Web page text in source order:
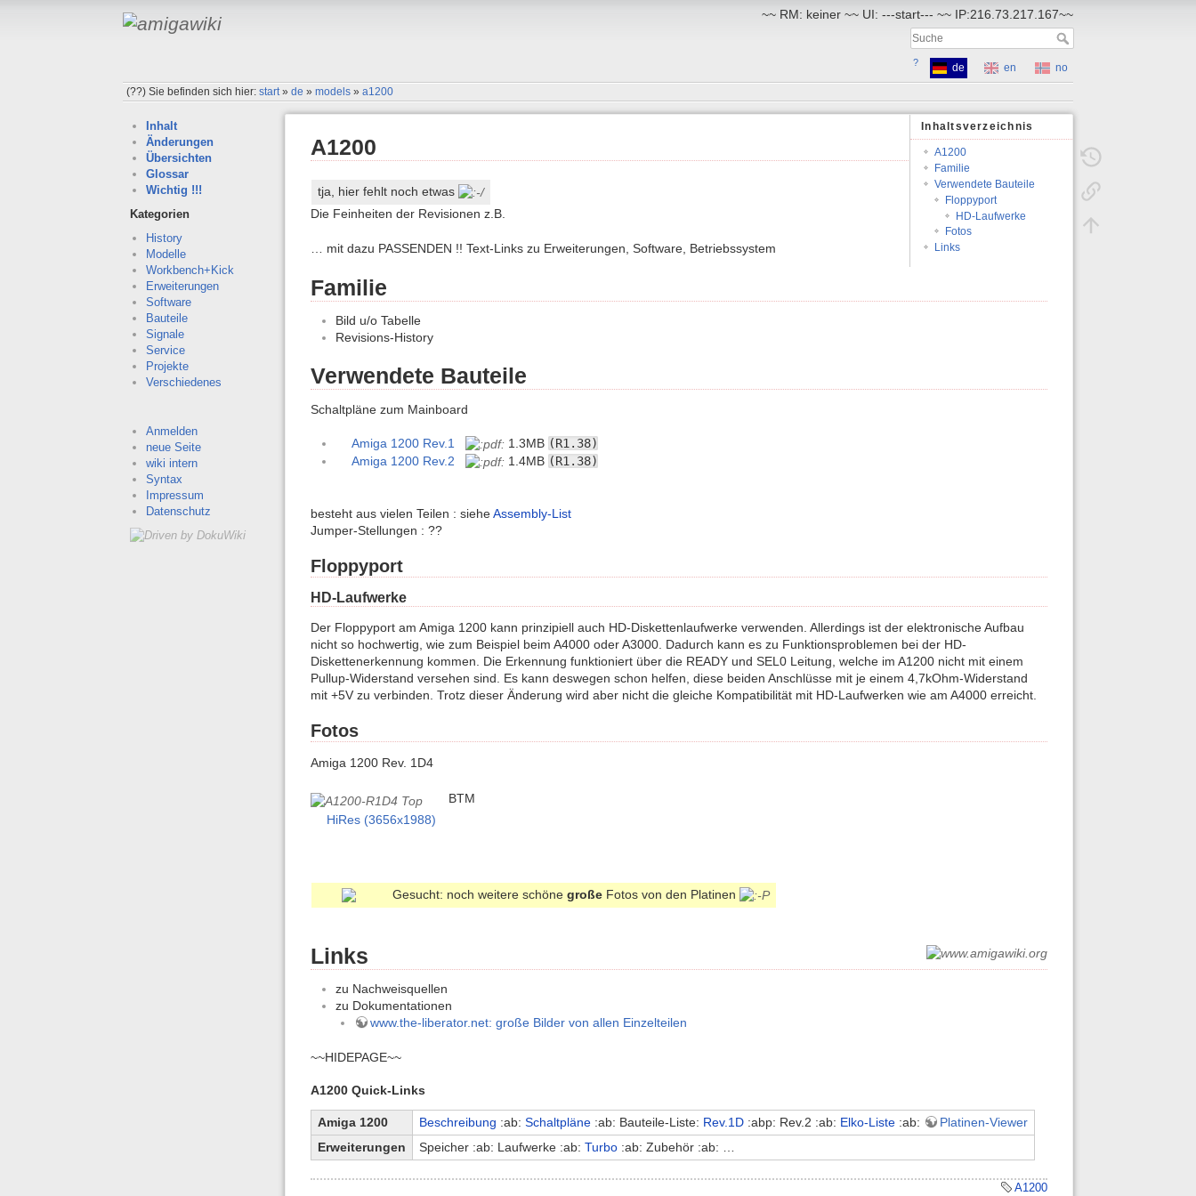
~~ RM: keiner ~~ UI: ---start--- ~~ IP:216.73.217.167~~
? de en
no
(??)Sie befinden sich hier:start»de »models »a1200
Inhalt
Änderungen
Übersichten
Glossar
Wichtig !!!
Kategorien
History
Modelle
Workbench+Kick
Erweiterungen
Software
Bauteile
Signale
Service
Projekte
Verschiedenes
Anmelden
neue Seite
wiki intern
Syntax
Impressum
Datenschutz
Inhaltsverzeichnis
A1200
Familie
Verwendete Bauteile
Floppyport
HD-Laufwerke
Fotos
Links
A1200
tja, hier fehlt noch etwas
Die Feinheiten der Revisionen z.B.
… mit dazu PASSENDEN !! Text-Links zu Erweiterungen, Software, Betriebssystem
Familie
Bild u/o Tabelle
Revisions-History
Verwendete Bauteile
Schaltpläne zum Mainboard
Amiga 1200 Rev.1 1.3MB (R1.38)
Amiga 1200 Rev.2
1.4MB (R1.38)
besteht aus vielen Teilen : sieheAssembly-List
Jumper-Stellungen : ??
Floppyport
HD-Laufwerke
Der Floppyport am Amiga 1200 kann prinzipiell auch HD-Diskettenlaufwerke verwenden. Allerdings ist der elektronische Aufbau
nicht so hochwertig, wie zum Beispiel beim A4000 oder A3000. Dadurch kann es zu Funktionsproblemen bei der HD-
Diskettenerkennung kommen. Die Erkennung funktioniert über die READY und SEL0 Leitung, welche im A1200 nicht mit einem
Pullup-Widerstand versehen sind. Es kann deswegen schon helfen, diese beiden Anschlüsse mit je einem 4,7kOhm-Widerstand
mit +5V zu verbinden. Trotz dieser Änderung wird aber nicht die gleiche Kompatibilität mit HD-Laufwerken wie am A4000 erreicht.
Fotos
Amiga 1200 Rev. 1D4
HiRes (3656x1988)
BTM
Gesucht: noch weitere schönegroße Fotos von den Platinen
Links
zu Nachweisquellen
zu Dokumentationen
www.the-liberator.net: große Bilder von allen Einzelteilen
~~HIDEPAGE~~
A1200 Quick-Links
Amiga 1200 Beschreibung :ab: Schaltpläne :ab: Bauteile-Liste: Rev.1D :abp: Rev.2 :ab: Elko-Liste :ab:
Platinen-Viewer
Erweiterungen
Speicher :ab: Laufwerke :ab: Turbo :ab: Zubehör :ab: …
A1200